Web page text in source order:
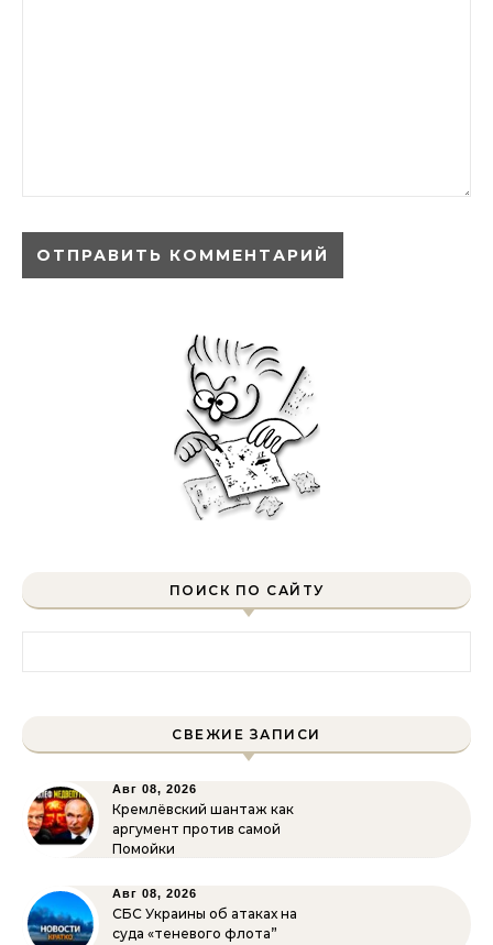
ПОИСК ПО САЙТУ
СВЕЖИЕ ЗАПИСИ
Авг 08, 2026
Кремлёвский шантаж как
аргумент против самой
Помойки
Авг 08, 2026
СБС Украины об атаках на
суда «теневого флота”